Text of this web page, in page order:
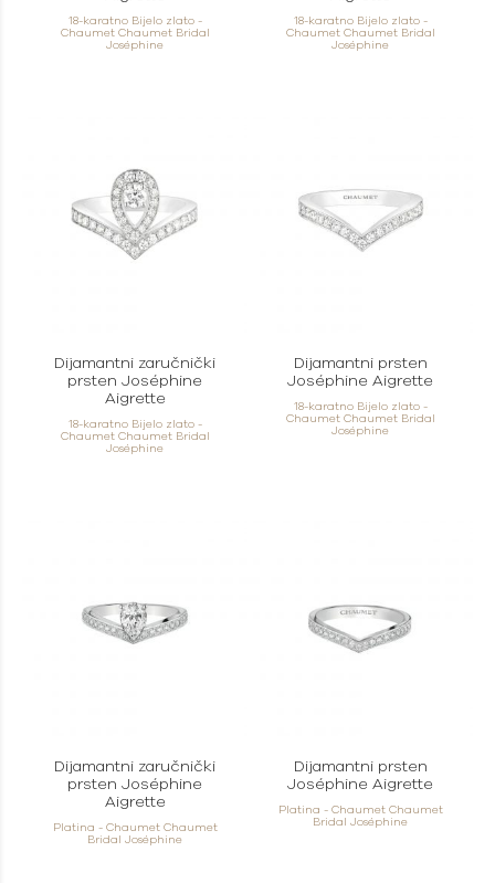
18-karatno Bijelo zlato -
Chaumet Chaumet Bridal
Joséphine
18-karatno Bijelo zlato -
Chaumet Chaumet Bridal
Joséphine
Dijamantni zaručnički
prsten Joséphine
Aigrette
18-karatno Bijelo zlato -
Chaumet Chaumet Bridal
Joséphine
Dijamantni prsten
Joséphine Aigrette
18-karatno Bijelo zlato -
Chaumet Chaumet Bridal
Joséphine
Dijamantni zaručnički
prsten Joséphine
Aigrette
Platina - Chaumet Chaumet
Bridal Joséphine
Dijamantni prsten
Joséphine Aigrette
Platina - Chaumet Chaumet
Bridal Joséphine